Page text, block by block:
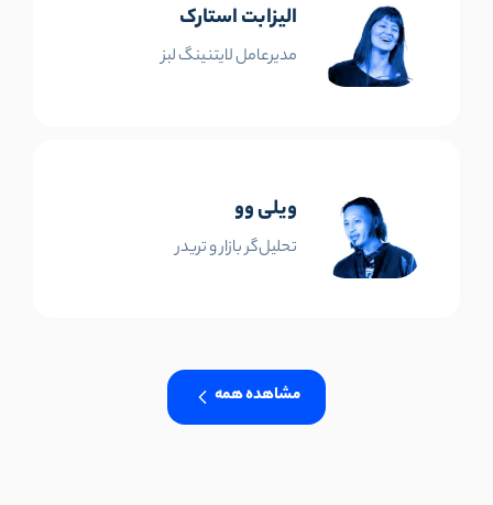
الیزابت استارک
مدیرعامل لایتنینگ لبز
ویلی وو
تحلیل‌گر بازار و تریدر
مشاهده همه